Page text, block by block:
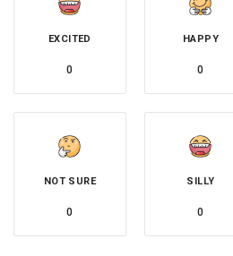
EXCITED
0
HAPPY
0
NOT SURE
0
SILLY
0